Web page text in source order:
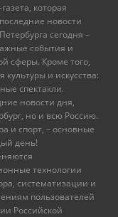
которая
новости
сегодня –
события и
сферы. Кроме того,
культуры и искусства:
спектакли.
новости дня,
но и всю Россию.
и спорт, – основные
день!
технологии
систематизации и
пользователей
Российской